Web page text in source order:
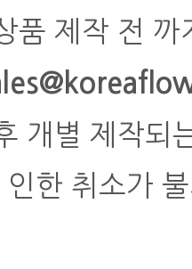
품 제작 전
개별 제작되
인한 취소가